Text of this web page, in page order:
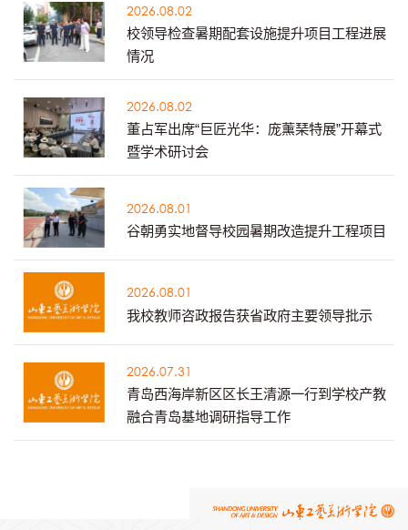
2026.08.02
校领导检查暑期配套设施提升项目工程进展
情况
2026.08.02
董占军出席“巨匠光华：庞薰琹特展”开幕式
暨学术研讨会
2026.08.01
谷朝勇实地督导校园暑期改造提升工程项目
2026.08.01
我校教师咨政报告获省政府主要领导批示
2026.07.31
青岛西海岸新区区长王清源一行到学校产教
融合青岛基地调研指导工作